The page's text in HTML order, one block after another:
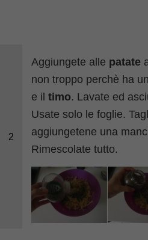
2
Aggiungete alle patate
non troppo perchè ha
e iltimo. Lavate ed
Usate solo le foglie.
aggiungetene una
Rimescolate tutto.